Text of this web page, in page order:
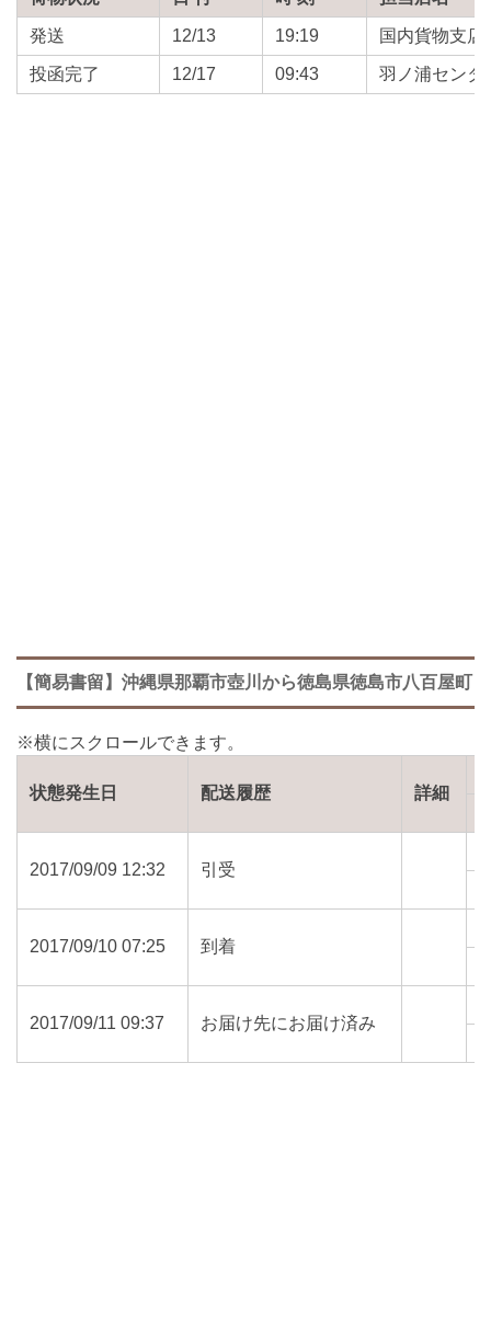
発送 12/13 19:19 国内貨物支店
投函完了 12/17 09:43 羽ノ浦センタ
【簡易書留】沖縄県那覇市壺川から徳島県徳島市八百屋町
状態発生日 配送履歴 詳細
2017/09/09 12:32 引受
2017/09/10 07:25 到着
2017/09/11 09:37 お届け先にお届け済み